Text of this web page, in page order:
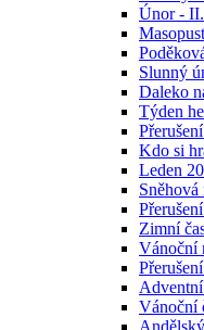
Únor - II.
Slunný
Daleko
Týden
Kdo si
Leden
Zimní
Vánoční
Vánoční